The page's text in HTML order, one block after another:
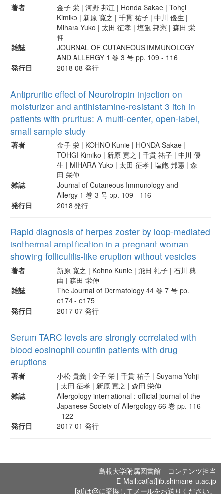
著者
金子 栄 | 河野 邦江 | Honda Sakae | Tohgi
Kimiko | 新原 寛之 | 千貫 祐子 | 中川 優生 |
Mihara Yuko | 太田 征孝 | 塩飽 邦憲 | 森田 栄
伸
雑誌
JOURNAL OF CUTANEOUS IMMUNOLOGY
AND ALLERGY 1 巻 3 号 pp. 109 - 116
発行日
2018-08 発行
Antipruritic effect of Neurotropin injection on
moisturizer and antihistamine-resistant 3 itch in
patients with pruritus: A multi-center, open-label,
small sample study
著者
金子 栄 | KOHNO Kunie | HONDA Sakae |
TOHGI Kimiko | 新原 寛之 | 千貫 祐子 | 中川 優
生 | MIHARA Yuko | 太田 征孝 | 塩飽 邦憲 | 森
田 栄伸
雑誌
Journal of Cutaneous Immunology and
Allergy 1 巻 3 号 pp. 109 - 116
発行日
2018 発行
Rapid diagnosis of herpes zoster by loop-mediated
isothermal amplification in a pregnant woman
showing folliculitis-like eruption without vesicles
著者
新原 寛之 | Kohno Kunie | 飛田 礼子 | 石川 典
由 | 森田 栄伸
雑誌
The Journal of Dermatology 44 巻 7 号 pp.
e174 - e175
発行日
2017-07 発行
Serum TARC levels are strongly correlated with
blood eosinophil countin patients with drug
eruptions
著者
小松 貴義 | 金子 栄 | 千貫 祐子 | Suyama Yohji
| 太田 征孝 | 新原 寛之 | 森田 栄伸
雑誌
Allergology international : official journal of the
Japanese Society of Allergology 66 巻 pp. 116
- 122
発行日
2017-01 発行
島根大学附属図書館 コンテンツ担当
E-Mail:cat[at]lib.shimane-u.ac.jp
[at]は@に変換してメールをお送りください。